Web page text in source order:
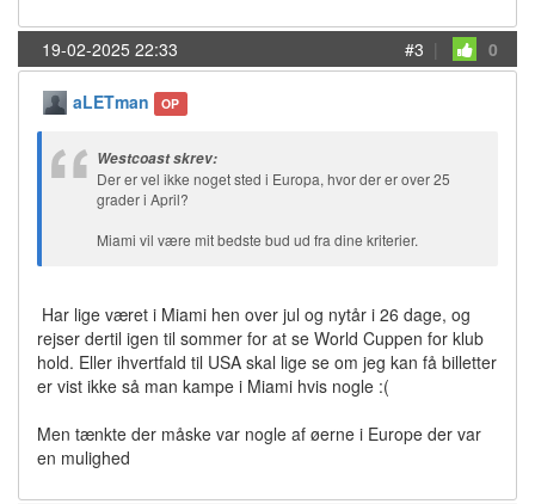
19-02-2025 22:33 #3 | 0
aLETman OP
Westcoast skrev:
Der er vel ikke noget sted i Europa, hvor der er over 25
grader i April?
Miami vil være mit bedste bud ud fra dine kriterier.
Har lige været i Miami hen over jul og nytår i 26 dage, og
rejser dertil igen til sommer for at se World Cuppen for klub
hold. Eller ihvertfald til USA skal lige se om jeg kan få billetter
er vist ikke så man kampe i Miami hvis nogle :(
Men tænkte der måske var nogle af øerne i Europe der var
en mulighed